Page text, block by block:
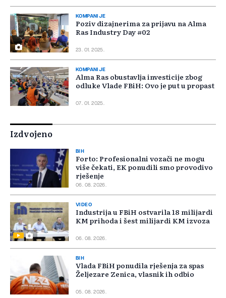
KOMPANIJE
Poziv dizajnerima za prijavu na Alma
Ras Industry Day #02
23. 01. 2025.
KOMPANIJE
Alma Ras obustavlja investicije zbog
odluke Vlade FBiH: Ovo je put u propast
07. 01. 2025.
Izdvojeno
BIH
Forto: Profesionalni vozači ne mogu
više čekati, EK ponudili smo provodivo
rješenje
06. 08. 2026.
VIDEO
Industrija u FBiH ostvarila 18 milijardi
KM prihoda i šest milijardi KM izvoza
06. 08. 2026.
BIH
Vlada FBiH ponudila rješenja za spas
Željezare Zenica, vlasnik ih odbio
05. 08. 2026.